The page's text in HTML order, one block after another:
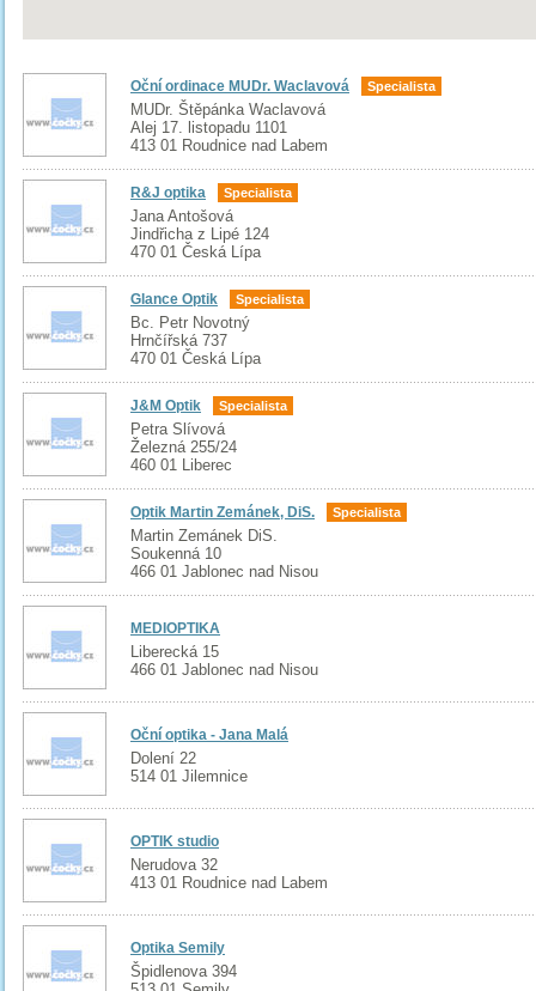
Oční ordinace MUDr. Waclavová Specialista
MUDr. Štěpánka Waclavová
Alej 17. listopadu 1101
413 01 Roudnice nad Labem
R&J optika Specialista
Jana Antošová
Jindřicha z Lipé 124
470 01 Česká Lípa
Glance Optik Specialista
Bc. Petr Novotný
Hrnčířská 737
470 01 Česká Lípa
J&M Optik Specialista
Petra Slívová
Železná 255/24
460 01 Liberec
Optik Martin Zemánek, DiS. Specialista
Martin Zemánek DiS.
Soukenná 10
466 01 Jablonec nad Nisou
MEDIOPTIKA
Liberecká 15
466 01 Jablonec nad Nisou
Oční optika - Jana Malá
Dolení 22
514 01 Jilemnice
OPTIK studio
Nerudova 32
413 01 Roudnice nad Labem
Optika Semily
Špidlenova 394